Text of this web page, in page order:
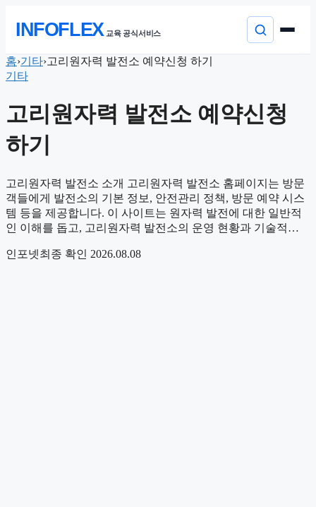
로
이
동
INFOFLEX 교육 공식서비스
컨
텐
로
건
너
뛰
홈›기타›고리원자력 발전소 예약신청 하기
기타
고리원자력 발전소 예약신청
하기
고리원자력 발전소 소개 고리원자력 발전소 홈페이지는 방문
객들에게 발전소의 기본 정보, 안전관리 정책, 방문 예약 시스
템 등을 제공합니다. 이 사이트는 원자력 발전에 대한 일반적
인 이해를 돕고, 고리원자력 발전소의 운영 현황과 기술적…
인포넷최종 확인 2026.08.08